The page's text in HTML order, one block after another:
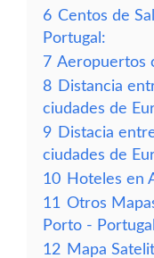
6 Centos de
Portugal:
7 Aeropuertos
8 Distancia
ciudades de
9 Distacia
ciudades de
10 Hoteles en
11 Otros
Porto - Portugal
12 Mapa